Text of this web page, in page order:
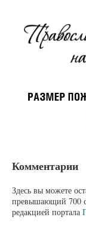
Комментарии
Здесь вы можете
превышающий 700
редакцией портала